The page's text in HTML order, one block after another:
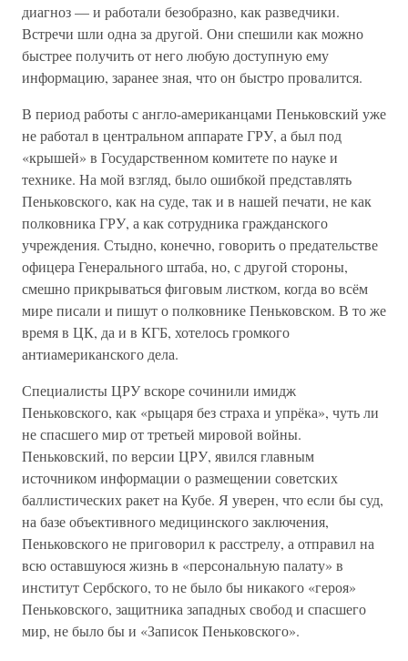
диагноз — и работали безобразно, как разведчики.
Встречи шли одна за другой. Они спешили как можно
быстрее получить от него любую доступную ему
информацию, заранее зная, что он быстро провалится.
В период работы с англо-американцами Пеньковский уже
не работал в центральном аппарате ГРУ, а был под
«крышей» в Государственном комитете по науке и
технике. На мой взгляд, было ошибкой представлять
Пеньковского, как на суде, так и в нашей печати, не как
полковника ГРУ, а как сотрудника гражданского
учреждения. Стыдно, конечно, говорить о предательстве
офицера Генерального штаба, но, с другой стороны,
смешно прикрываться фиговым листком, когда во всём
мире писали и пишут о полковнике Пеньковском. В то же
время в ЦК, да и в КГБ, хотелось громкого
антиамериканского дела.
Специалисты ЦРУ вскоре сочинили имидж
Пеньковского, как «рыцаря без страха и упрёка», чуть ли
не спасшего мир от третьей мировой войны.
Пеньковский, по версии ЦРУ, явился главным
источником информации о размещении советских
баллистических ракет на Кубе. Я уверен, что если бы суд,
на базе объективного медицинского заключения,
Пеньковского не приговорил к расстрелу, а отправил на
всю оставшуюся жизнь в «персональную палату» в
институт Сербского, то не было бы никакого «героя»
Пеньковского, защитника западных свобод и спасшего
мир, не было бы и «Записок Пеньковского».